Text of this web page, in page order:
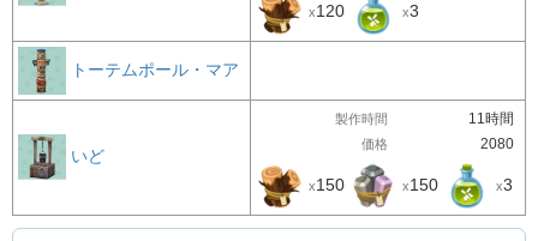
x120 x3
トーテムポール・マア
いど
製作時間 11時間
価格 2080
x150 x150 x3